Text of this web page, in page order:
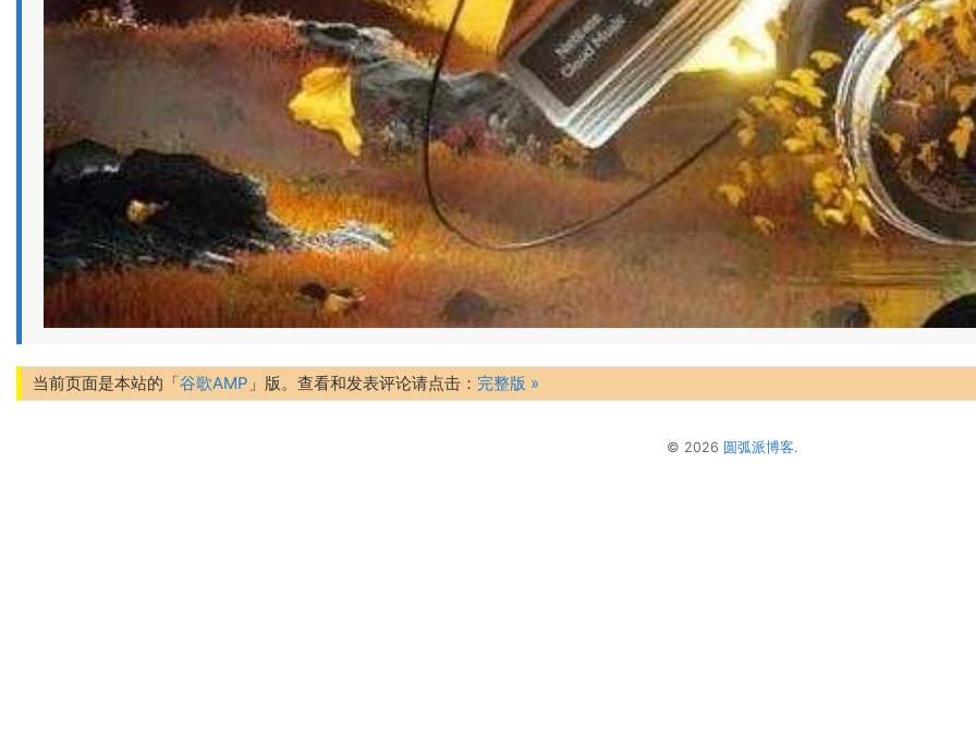
当前页面是本站的「谷歌AMP 」版。查看和发表评论请点击： 完整版 »
© 2026 圆弧派博客.